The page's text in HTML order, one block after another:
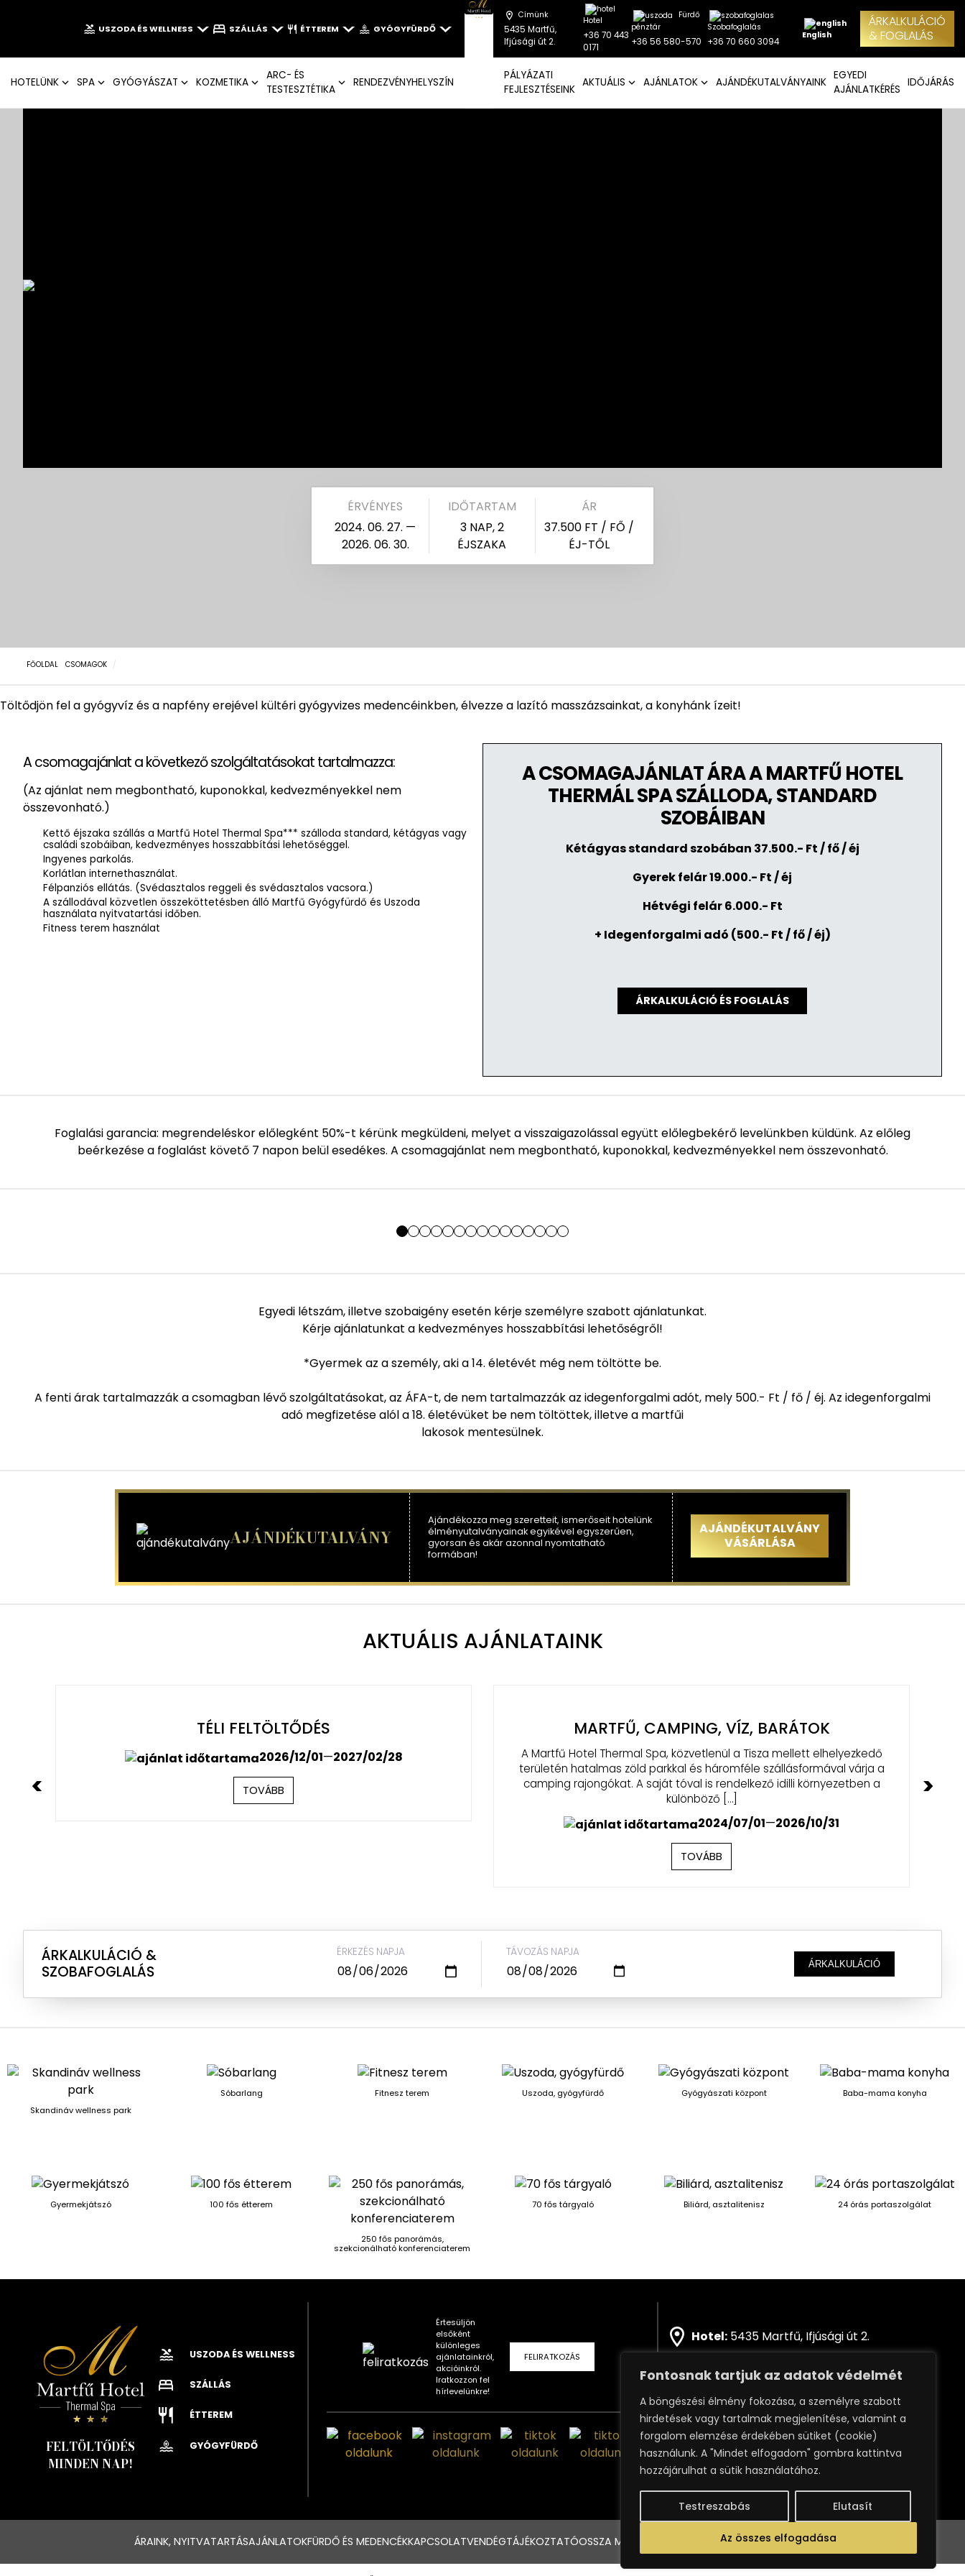
Fontosnak tartjuk az adatok védelmét
A böngészési élmény fokozása, a személyre szabott
hirdetések vagy tartalmak megjelenítése, valamint a
forgalom elemzése érdekében sütiket (cookie)
használunk. A "Mindet elfogadom" gombra kattintva
hozzájárulhat a sütik használatához.
Testreszabás Elutasít
Az összes elfogadása
USZODA ÉS WELLNESS SZÁLLÁS ÉTTEREM GYÓGYFÜRDŐ
HOTELÜNK SPA GYÓGYÁSZAT KOZMETIKA
ARC- ÉS
TESTESZTÉTIKA
RENDEZVÉNYHELYSZÍN
Címünk
5435 Martfű,
Ifjúsági út 2.
Hotel
+36 70 443
0171
Fürdő
pénztár
+36 56 580-570
Szobafoglalás
+36 70 660 3094
English
ÁRKALKULÁCIÓ
& FOGLALÁS
PÁLYÁZATI
FEJLESZTÉSEINK
AKTUÁLIS AJÁNLATOK AJÁNDÉKUTALVÁNYAINK
EGYEDI
AJÁNLATKÉRÉS
IDŐJÁRÁS
ÉRVÉNYES
2024. 06. 27. —
2026. 06. 30.
IDŐTARTAM
3 NAP, 2
ÉJSZAKA
ÁR
37.500 FT / FŐ /
ÉJ-TŐL
FŐOLDAL CSOMAGOK
Töltődjön fel a gyógyvíz és a napfény erejével kültéri gyógyvizes medencéinkben, élvezze a lazító masszázsainkat, a konyhánk ízeit!
A CSOMAGAJÁNLAT ÁRA A MARTFŰ HOTEL
THERMÁL SPA SZÁLLODA, STANDARD
SZOBÁIBAN
Kétágyas standard szobában 37.500.- Ft / fő / éj
Gyerek felár 19.000.- Ft / éj
Hétvégi felár 6.000.- Ft
+ Idegenforgalmi adó (500.- Ft / fő / éj)
ÁRKALKULÁCIÓ ÉS FOGLALÁS
A csomagajánlat a következő szolgáltatásokat tartalmazza:
(Az ajánlat nem megbontható, kuponokkal, kedvezményekkel nem
összevonható.)
Kettő éjszaka szállás a Martfű Hotel Thermal Spa*** szálloda standard, kétágyas vagy
családi szobáiban, kedvezményes hosszabbítási lehetőséggel.
Ingyenes parkolás.
Korlátlan internethasználat.
Félpanziós ellátás. (Svédasztalos reggeli és svédasztalos vacsora.)
A szállodával közvetlen összeköttetésben álló Martfű Gyógyfürdő és Uszoda
használata nyitvatartási időben.
Fitness terem használat
Foglalási garancia: megrendeléskor előlegként 50%-t kérünk megküldeni, melyet a visszaigazolással együtt előlegbekérő levelünkben küldünk. Az előleg
beérkezése a foglalást követő 7 napon belül esedékes. A csomagajánlat nem megbontható, kuponokkal, kedvezményekkel nem összevonható.
Egyedi létszám, illetve szobaigény esetén kérje személyre szabott ajánlatunkat.
Kérje ajánlatunkat a kedvezményes hosszabbítási lehetőségről!
*Gyermek az a személy, aki a 14. életévét még nem töltötte be.
A fenti árak tartalmazzák a csomagban lévő szolgáltatásokat, az ÁFA-t, de nem tartalmazzák az idegenforgalmi adót, mely 500.- Ft / fő / éj. Az idegenforgalmi
adó megfizetése alól a 18. életévüket be nem töltöttek, illetve a martfűi
lakosok mentesülnek.
AJÁNDÉKUTALVÁNY
Ajándékozza meg szeretteit, ismerőseit hotelünk
élményutalványainak egyikével egyszerűen,
gyorsan és akár azonnal nyomtatható
formában!
AJÁNDÉKUTALVÁNY
VÁSÁRLÁSA
AKTUÁLIS AJÁNLATAINK
MARTFŰ, CAMPING, VÍZ, BARÁTOK
A Martfű Hotel Thermal Spa, közvetlenül a Tisza mellett elhelyezkedő
területén hatalmas zöld parkkal és háromféle szállásformával várja a
camping rajongókat. A saját tóval is rendelkező idilli környezetben a
különböző […]
NYÁRI HÉTKÖZNAPOK
2026/07/02—2026/08/31
TOVÁBB
< >
ÁRKALKULÁCIÓ &
SZOBAFOGLALÁS
ÉRKEZÉS NAPJA TÁVOZÁS NAPJA
ÁRKALKULÁCIÓ
Skandináv wellness park
Sóbarlang Fitnesz terem Uszoda, gyógyfürdő Gyógyászati központ Baba-mama konyha
Gyermekjátszó 100 fős étterem
250 fős panorámás,
szekcionálható konferenciaterem
70 fős tárgyaló Biliárd, asztalitenisz 24 órás portaszolgálat
FELTÖLTŐDÉS
MINDEN NAP!
USZODA ÉS WELLNESS
SZÁLLÁS
ÉTTEREM
GYÓGYFÜRDŐ
Értesüljön
elsőként
különleges
ajánlatainkról,
akcióinkról.
Iratkozzon fel
hírlevelünkre!
FELIRATKOZÁS
Hotel: 5435 Martfű, Ifjúsági út 2.
Kemping: 5435 Martfű, Tüzép utca 1.
Hotel:+36 70 443 0171
Fürdő pénztár:+36 56 580-570
Email:
info@martfuspa.hu
ÁRAINK, NYITVATARTÁSAJÁNLATOKFÜRDŐ ÉS MEDENCÉKKAPCSOLATVENDÉGTÁJÉKOZTATÓOSSZA MEG VÉLEMÉNYÉT ADATKEZELÉSI SZABÁLYZAT